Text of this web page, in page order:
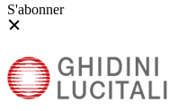
S'abonner